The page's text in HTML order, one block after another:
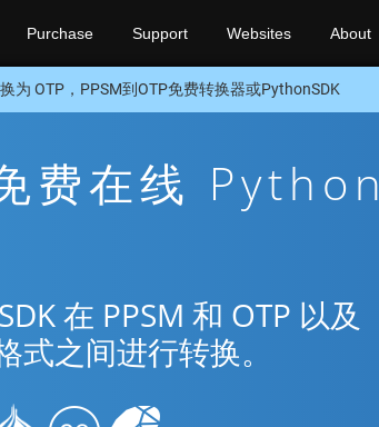
Purchase Support Websites About
为 OTP，PPSM到OTP免费转换器或PythonSDK
费在线 Python
在 PPSM 和 OTP 以及
之间进行转换。